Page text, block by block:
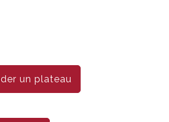
un plateau